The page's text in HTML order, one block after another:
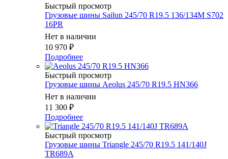
Быстрый просмотр
Грузовые шины Sailun 245/70 R19.5 136/134M S702
16PR
Нет в наличии
10 970 ₽
Подробнее
Быстрый просмотр
Грузовые шины Aeolus 245/70 R19.5 HN366
Нет в наличии
11 300 ₽
Подробнее
Быстрый просмотр
Грузовые шины Triangle 245/70 R19.5 141/140J
TR689A